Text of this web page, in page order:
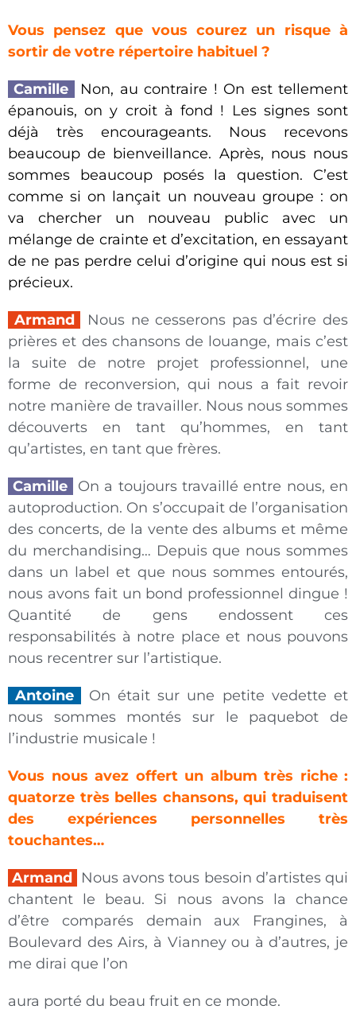
Vous pensez que vous courez un risque à
sortir de votre répertoire habituel ?
Camille
Non, au contraire ! On est tellement
épanouis, on y croit à fond ! Les signes sont
déjà très encourageants. Nous recevons
beaucoup de bienveillance. Après, nous nous
sommes beaucoup posés la question. C’est
comme si on lançait un nouveau groupe : on
va chercher un nouveau public avec un
mélange de crainte et d’excitation, en essayant
de ne pas perdre celui d’origine qui nous est si
précieux.
Armand
Nous ne cesserons pas d’écrire des
prières et des chansons de louange, mais c’est
la suite de notre projet professionnel, une
forme de reconversion, qui nous a fait revoir
notre manière de travailler. Nous nous sommes
découverts en tant qu’hommes, en tant
qu’artistes, en tant que frères.
Camille
On a toujours travaillé entre nous, en
autoproduction. On s’occupait de l’organisation
des concerts, de la vente des albums et même
du merchandising… Depuis que nous sommes
dans un label et que nous sommes entourés,
nous avons fait un bond professionnel dingue !
Quantité de gens endossent ces
responsabilités à notre place et nous pouvons
nous recentrer sur l’artistique.
Antoine
On était sur une petite vedette et
nous sommes montés sur le paquebot de
l’industrie musicale !
Vous nous avez offert un album très riche :
quatorze très belles chansons, qui traduisent
des expériences personnelles très
touchantes…
Armand Nous avons tous besoin d’artistes qui
chantent le beau. Si nous avons la chance
d’être comparés demain aux Frangines, à
Boulevard des Airs, à Vianney ou à d’autres, je
me dirai que l’on
aura porté du beau fruit en ce monde.